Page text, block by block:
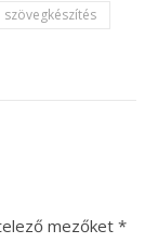
szövegkészítés
mezőket *